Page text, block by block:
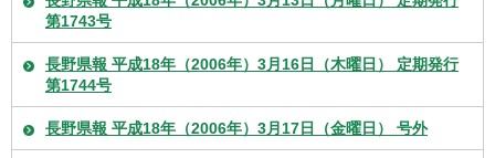
第1743号
長野県報 平成18年（2006年）3月16日（木曜日） 定期発行
第1744号
長野県報 平成18年（2006年）3月17日（金曜日） 号外